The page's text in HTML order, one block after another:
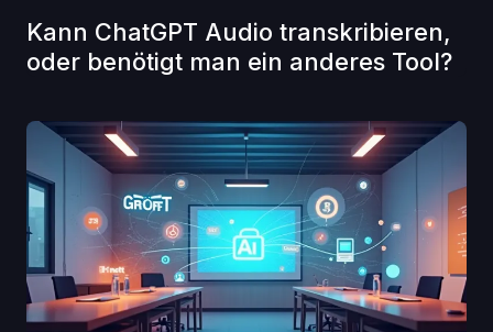
Kann ChatGPT Audio transkribieren,
oder benötigt man ein anderes Tool?